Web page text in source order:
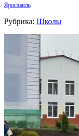
Ярославль
Рубрика: Школы